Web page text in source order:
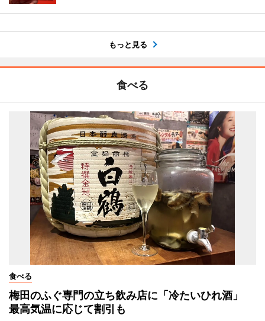
もっと見る
食べる
食べる
梅田のふぐ専門の立ち飲み店に「冷たいひれ酒」
最高気温に応じて割引も